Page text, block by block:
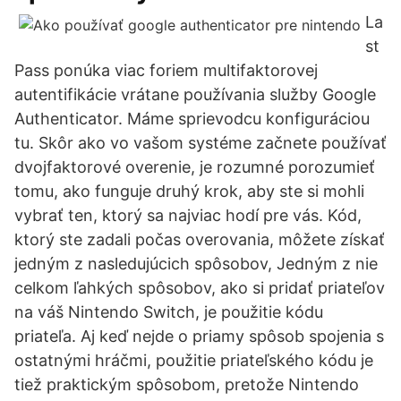
La
st
Pass ponúka viac foriem multifaktorovej
autentifikácie vrátane používania služby Google
Authenticator. Máme sprievodcu konfiguráciou
tu. Skôr ako vo vašom systéme začnete používať
dvojfaktorové overenie, je rozumné porozumieť
tomu, ako funguje druhý krok, aby ste si mohli
vybrať ten, ktorý sa najviac hodí pre vás. Kód,
ktorý ste zadali počas overovania, môžete získať
jedným z nasledujúcich spôsobov, Jedným z nie
celkom ľahkých spôsobov, ako si pridať priateľov
na váš Nintendo Switch, je použitie kódu
priateľa. Aj keď nejde o priamy spôsob spojenia s
ostatnými hráčmi, použitie priateľského kódu je
tiež praktickým spôsobom, pretože Nintendo